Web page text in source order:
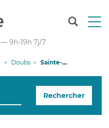
T
n
g
— 9h-19h 7j/7
Doubs Sainte-Anne
Rechercher